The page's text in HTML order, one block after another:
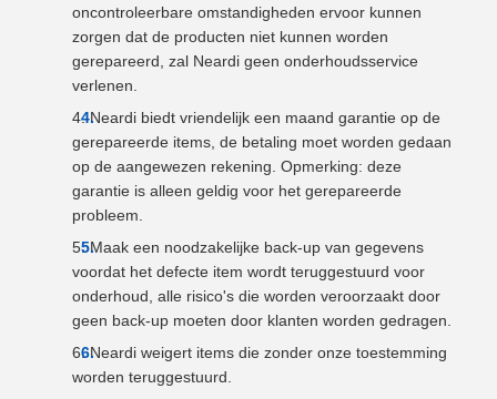
oncontroleerbare omstandigheden ervoor kunnen
zorgen dat de producten niet kunnen worden
gerepareerd, zal Neardi geen onderhoudsservice
verlenen.
Neardi biedt vriendelijk een maand garantie op de
gerepareerde items, de betaling moet worden gedaan
op de aangewezen rekening. Opmerking: deze
garantie is alleen geldig voor het gerepareerde
probleem.
Maak een ​​noodzakelijke back-up van gegevens
voordat het defecte item wordt teruggestuurd voor
onderhoud, alle risico's die worden veroorzaakt door
geen back-up moeten door klanten worden gedragen.
Neardi weigert items die zonder onze toestemming
worden teruggestuurd.